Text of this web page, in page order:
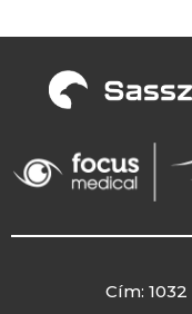
Cím: